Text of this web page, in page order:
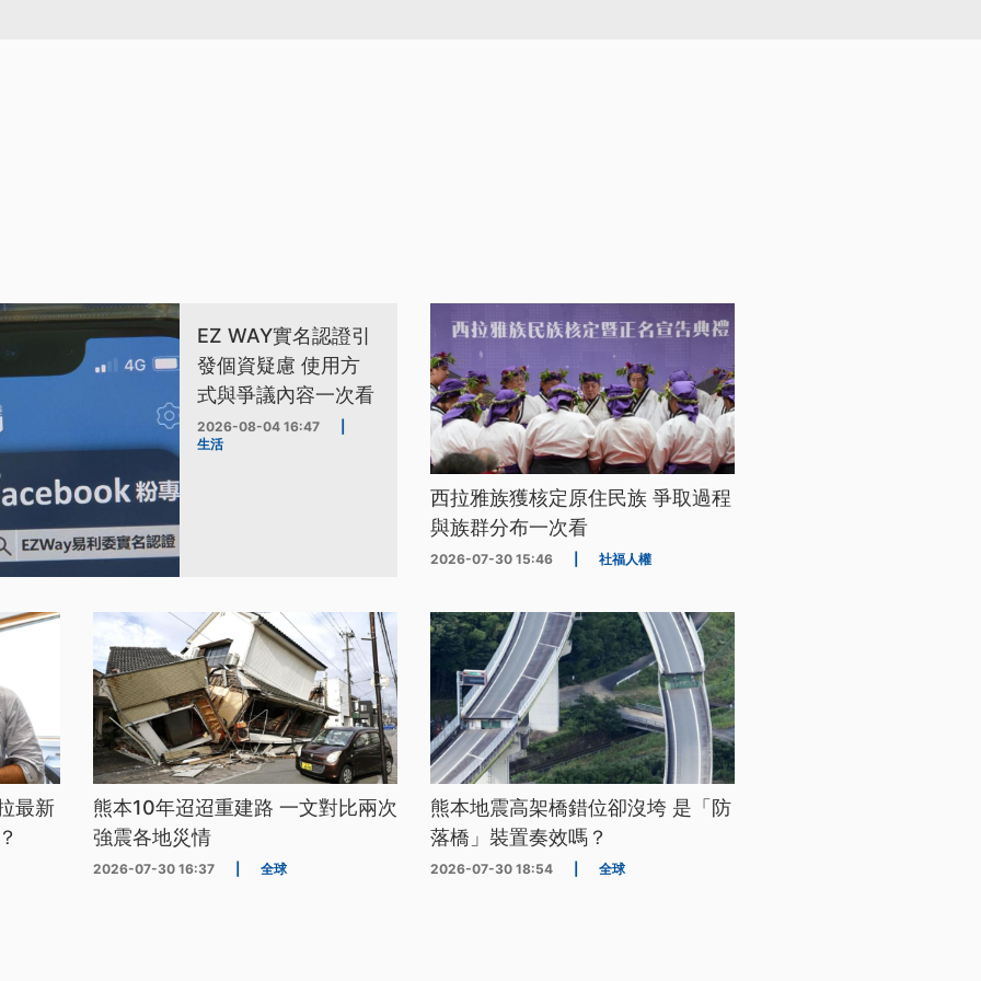
EZ WAY實名認證引
發個資疑慮 使用方
式與爭議內容一次看
2026-08-04 16:47
生活
西拉雅族獲核定原住民族 爭取過程
與族群分布一次看
2026-07-30 15:46 社福人權
最新
熊本10年迢迢重建路 一文對比兩次
強震各地災情
2026-07-30 16:37 全球
熊本地震高架橋錯位卻沒垮 是「防
落橋」裝置奏效嗎？
2026-07-30 18:54 全球